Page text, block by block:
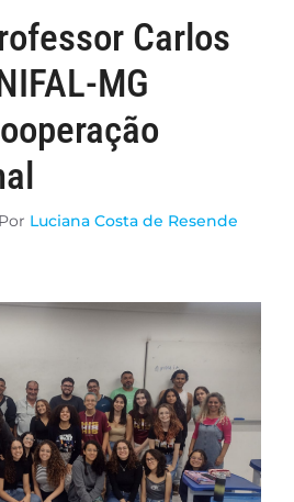
Carlos
MG
Por Luciana Costa de Resende